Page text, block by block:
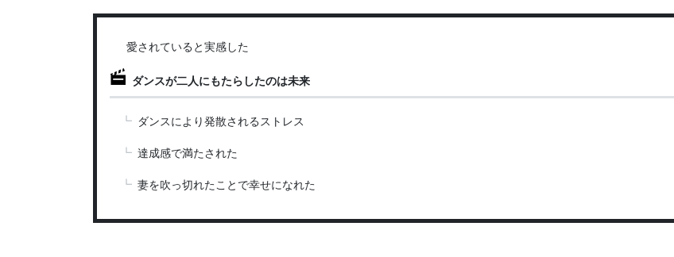
愛されていると実感した
ダンスが二人にもたらしたのは未来
ダンスにより発散されるストレス
達成感で満たされた
妻を吹っ切れたことで幸せになれた